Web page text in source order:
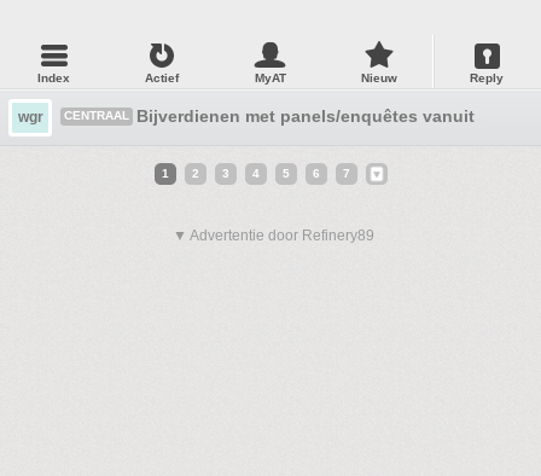
Index Actief MyAT Nieuw Reply
wgr CENTRAAL Bijverdienen met panels/enquêtes vanuit huis
1 2 3 4 5 6 7
▼ Advertentie door Refinery89